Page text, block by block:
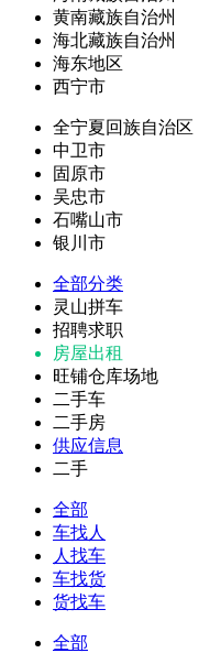
黄南藏族自治州
海北藏族自治州
海东地区
西宁市
全宁夏回族自治区
中卫市
固原市
吴忠市
石嘴山市
银川市
全部分类
灵山拼车
招聘求职
房屋出租
旺铺仓库场地
二手车
二手房
供应信息
二手
全部
车找人
人找车
车找货
货找车
全部